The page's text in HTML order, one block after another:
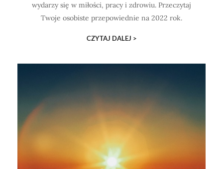
wydarzy się w miłości, pracy i zdrowiu. Przeczytaj
Twoje osobiste przepowiednie na 2022 rok.
CZYTAJ DALEJ >